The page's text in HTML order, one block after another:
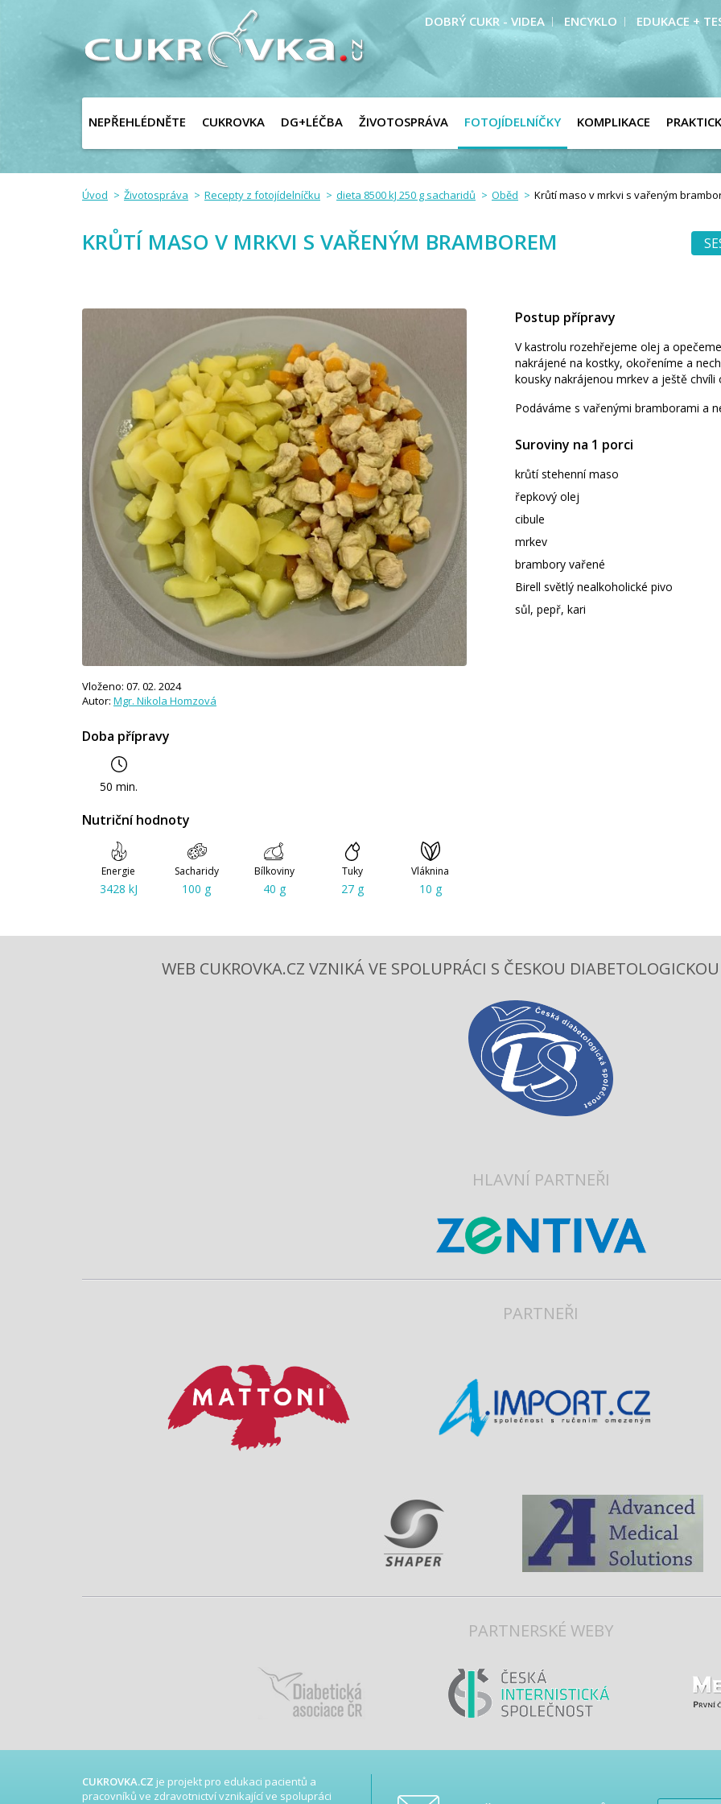
DOBRÝ CUKR - VIDEA ENCYKLO EDUKACE +
NEPŘEHLÉDNĚTE CUKROVKA DG+LÉČBA ŽIVOTOSPRÁVA FOTOJÍDELNÍČKY KOMPLIKACE
Úvod Životospráva Recepty z fotojídelníčku dieta 8500 kJ 250 g sacharidů Oběd Krůtí maso v mrkvi s vařeným
KRŮTÍ MASO V MRKVI S VAŘENÝM BRAMBOREM
Doba přípravy
50 min.
Vloženo: 07. 02. 2024
Autor: Mgr. Nikola Homzová
Nutriční hodnoty
Energie
3428 kJ
Sacharidy
100 g
Bílkoviny
40 g
Tuky
27 g
Vláknina
10 g
Postup přípravy
V kastrolu rozehřejeme olej a
nakrájené na kostky, okořeníme a
kousky nakrájenou mrkev a ještě
Podáváme s vařenými bramborami a
Suroviny na 1 porci
krůtí stehenní maso
řepkový olej
cibule
mrkev
brambory vařené
Birell světlý nealkoholické pivo
sůl, pepř, kari
WEB CUKROVKA.CZ VZNIKÁ VE SPOLUPRÁCI S ČESKOU
HLAVNÍ PARTNEŘI
PARTNEŘI
PARTNERSKÉ WEBY
CUKROVKA.CZ je projekt pro edukaci pacientů a
pracovníků ve zdravotnictví vznikající ve spolupráci